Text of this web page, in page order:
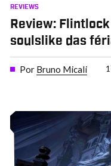
REVIEWS
Review:
soulslike das
Por Bruno Micali